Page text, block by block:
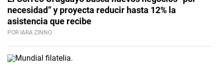
necesidad” y proyecta reducir hasta 12% la
asistencia que recibe
POR IARA ZINNO